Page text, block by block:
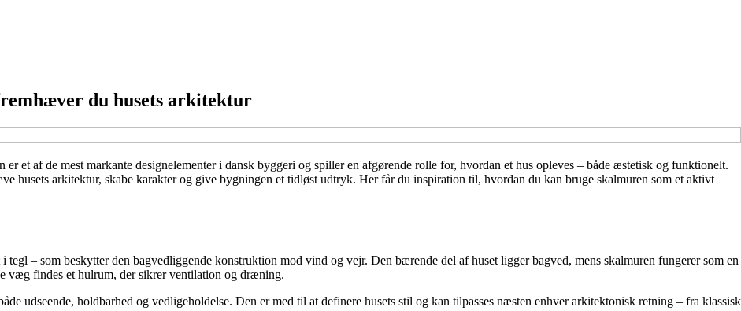
du husets arkitektur
er et af de mest markante designelementer i dansk byggeri og spiller en afgørende rolle for, hvordan et hus opleves – både æstetisk og funktionelt.
husets arkitektur, skabe karakter og give bygningen et tidløst udtryk. Her får du inspiration til, hvordan du kan bruge skalmuren som et aktivt
– som beskytter den bagvedliggende konstruktion mod vind og vejr. Den bærende del af huset ligger bagved, mens skalmuren fungerer som en
væg findes et hulrum, der sikrer ventilation og dræning.
udseende, holdbarhed og vedligeholdelse. Den er med til at definere husets stil og kan tilpasses næsten enhver arkitektonisk retning – fra klassisk